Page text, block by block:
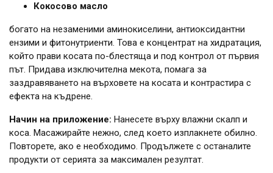
Кокосово масло
богато на незаменими аминокиселини, антиоксидантни
ензими и фитонутриенти. Това е концентрат на хидратация,
който прави косата по-блестяща и под контрол от първия
път. Придава изключителна мекота, помага за
заздравяването на върховете на косата и контрастира с
ефекта на къдрене.
Начин на приложение: Нанесете върху влажни скалп и
коса. Масажирайте нежно, след което изплакнете обилно.
Повторете, ако е необходимо. Продължете с останалите
продукти от серията за максимален резултат.